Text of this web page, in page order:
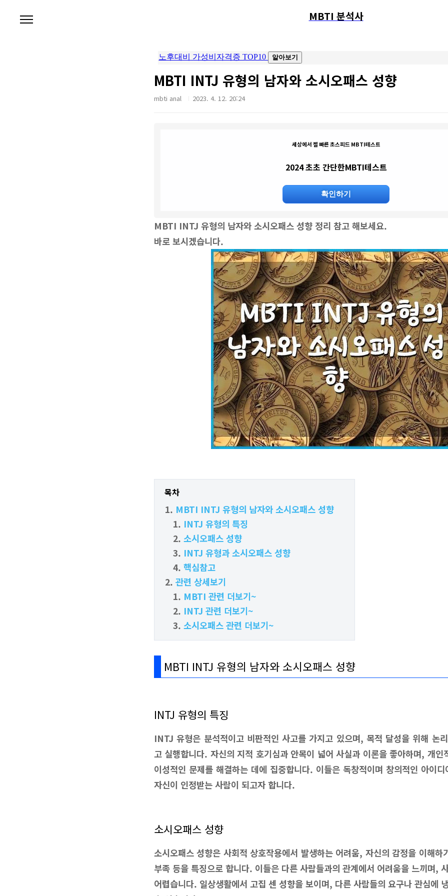
MBTI 분석사
MBTI INTJ 유형의 남자와 소시오패스 성향
mbti anal 2023. 4. 12. 20:24
세상에서 젤 빠른 초스피드 MBTI테스트
2024 초초 간단한MBTI테스트
확인하기
MBTI INTJ 유형의 남자와 소시오패스 성향 정리 참고 해보세요.
바로 보시겠습니다.
목차
MBTI INTJ 유형의 남자와 소시오패스 성향
INTJ 유형의 특징
소시오패스 성향
INTJ 유형과 소시오패스 성향
핵심참고
관련 상세보기
MBTI 관련 더보기~
INTJ 관련 더보기~
소시오패스 관련 더보기~
MBTI INTJ 유형의 남자와 소시오패스 성향
INTJ 유형의 특징
INTJ 유형은 분석적이고 비판적인 사고를 가지고 있으며, 목적 달성을 위해 논
고 실행합니다. 자신의 지적 호기심과 안목이 넓어 사실과 이론을 좋아하며, 개인
이성적인 문제를 해결하는 데에 집중합니다. 이들은 독창적이며 창의적인 아이
자신이 인정받는 사람이 되고자 합니다.
소시오패스 성향
소시오패스 성향은 사회적 상호작용에서 발생하는 어려움, 자신의 감정을 이해하
부족 등을 특징으로 합니다. 이들은 다른 사람들과의 관계에서 어려움을 느끼며,
어렵습니다. 일상생활에서 고집 센 성향을 보이며, 다른 사람들의 요구나 관심에